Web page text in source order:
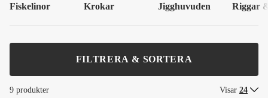
Fiskelinor Krokar Jigghuvuden Riggar
FILTRERA & SORTERA
9 produkter Visar 24